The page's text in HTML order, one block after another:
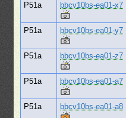
P51a bbcv10bs-ea01-x7
P51a bbcv10bs-ea01-y7
P51a bbcv10bs-ea01-z7
P51a bbcv10bs-ea01-a7
P51a bbcv10bs-ea01-a8